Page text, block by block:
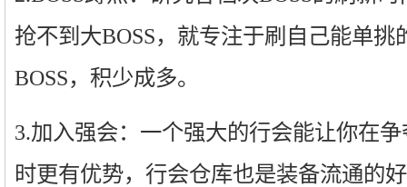
抢不到大BOSS，就专注于刷自己能单挑
BOSS，积少成多。
3.加入强会：一个强大的行会能让你在
时更有优势，行会仓库也是装备流通的